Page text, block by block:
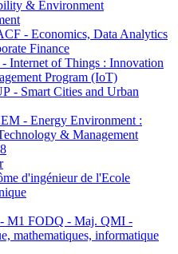
& Environment
- Economics, Data Analytics
Finance
Internet of Things : Innovation
Program (IoT)
- Smart Cities and Urban
- Energy Environment :
& Management
d'ingénieur de l'Ecole
M1 FODQ - Maj. QMI -
mathematiques, informatique